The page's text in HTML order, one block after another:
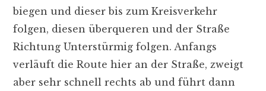
biegen und dieser bis zum Kreisverkehr
folgen, diesen überqueren und der Straße
Richtung Unterstürmig folgen. Anfangs
verläuft die Route hier an der Straße, zweigt
aber sehr schnell rechts ab und führt dann